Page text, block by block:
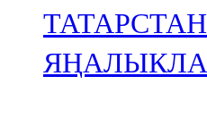
ТАТАРСТАН